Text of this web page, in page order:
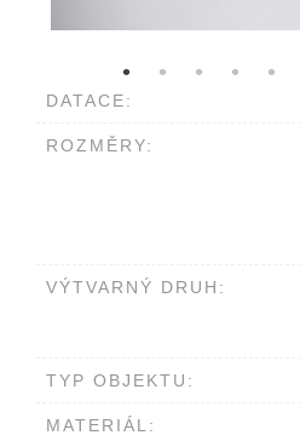
DATACE:
ROZMĚRY:
VÝTVARNÝ DRUH:
TYP OBJEKTU:
MATERIÁL: